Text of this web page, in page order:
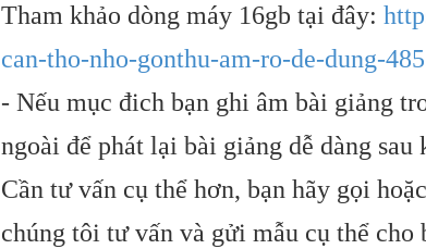
Tham khảo dòng máy 16gb tại đây:
can-tho-nho-gonthu-am-ro-de-dung-
- Nếu mục đich bạn ghi âm bài giảng
ngoài để phát lại bài giảng dễ dàng
Cần tư vấn cụ thể hơn, bạn hãy gọi
chúng tôi tư vấn và gửi mẫu cụ thể cho